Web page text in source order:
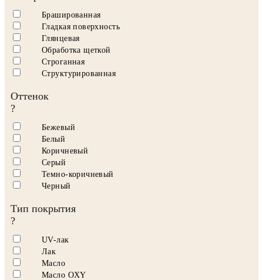
Брашированная
Гладкая поверхность
Глянцевая
Обработка щеткой
Строганная
Структурированная
Оттенок
?
Бежевый
Белый
Коричневый
Серый
Темно-коричневый
Черный
Тип покрытия
?
UV-лак
Лак
Масло
Масло OXY